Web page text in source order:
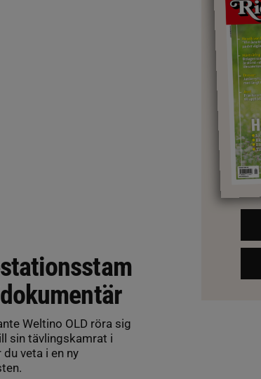
Weltino OLD röra sig
sin tävlingskamrat i
veta i en ny